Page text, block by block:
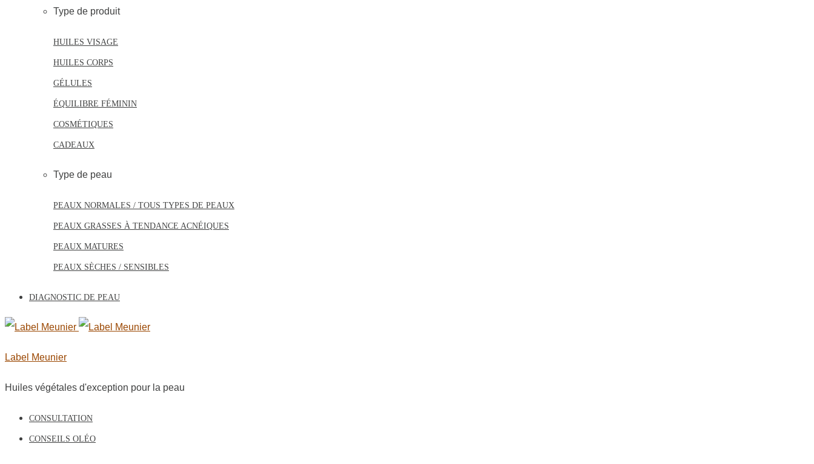
Type de produit
HUILES VISAGE
HUILES CORPS
GÉLULES
ÉQUILIBRE FÉMININ
COSMÉTIQUES
CADEAUX
Type de peau
PEAUX NORMALES / TOUS TYPES DE PEAUX
PEAUX GRASSES À TENDANCE ACNÉIQUES
PEAUX MATURES
PEAUX SÈCHES / SENSIBLES
DIAGNOSTIC DE PEAU
Label Meunier
Huiles végétales d'exception pour la peau
CONSULTATION
CONSEILS OLÉO